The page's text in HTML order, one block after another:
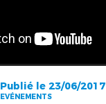
Publié le 23/06/2017
EVÉNEMENTS